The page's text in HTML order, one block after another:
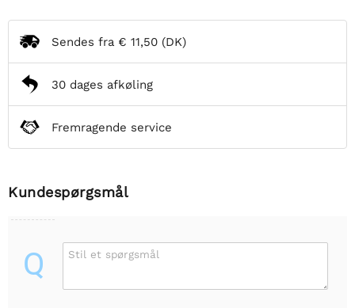
Sendes fra € 11,50 (DK)
30 dages afkøling
Fremragende service
Kundespørgsmål
Q Stil et spørgsmål